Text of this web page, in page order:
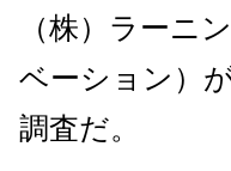
（株）ラーニ
ベーション）
調査だ。